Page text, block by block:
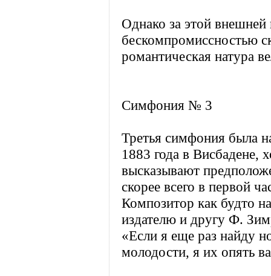
Однако за этой
бескомпромиссностью
романтическая натура
Симфония № 3
Третья симфония была
1883 года в Висбадене,
высказывают
скорее всего в первой
Композитор как будто
издателю и другу Ф.
«Если я еще раз найду
молодости, я их опять